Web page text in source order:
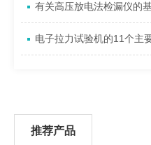
有关高压放电法检漏仪的
电子拉力试验机的11个主
推荐产品